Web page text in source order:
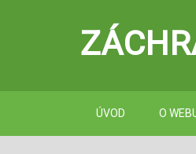
ÚVOD O